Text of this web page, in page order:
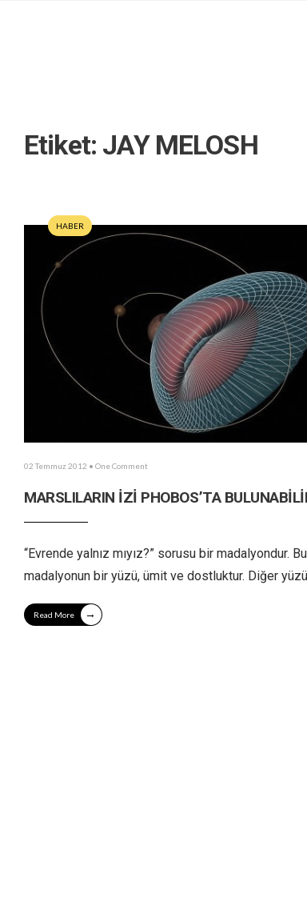
Etiket: JAY MELOSH
HABER
02 Temmuz 2012 • One Comment
MARSLILARIN İZİ PHOBOS’TA
“Evrende yalnız mıyız?” sorusu bir madalyondur. Bu
madalyonun bir yüzü, ümit ve dostluktur. Diğer
Read More →